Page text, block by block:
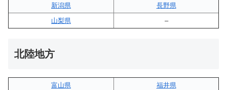
新潟県
長野県
山梨県
–
北陸地方
富山県
福井県